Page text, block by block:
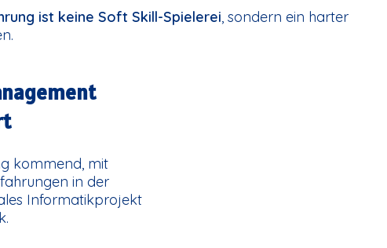
ist keine Soft Skill-Spielerei, sondern ein harter
kommend, mit
in der
Informatikprojekt